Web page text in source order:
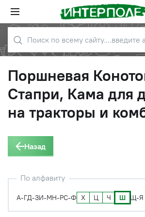
Поршневая
Стапри, Кама для
на тракторы и
Назад
По алфавиту
А-ГД-ЗИ-МН-РС-Ф Х Ц Ч Ш Щ-Я